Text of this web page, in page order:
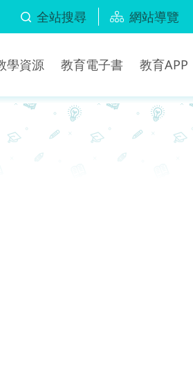
全站搜尋 網站導覽
學資源 教育電子書 教育APP